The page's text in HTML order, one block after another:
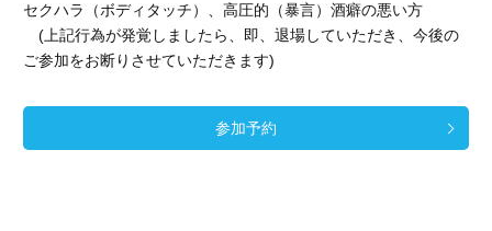
セクハラ（ボディタッチ）、高圧的（暴言）酒癖の悪い方
(上記行為が発覚しましたら、即、退場していただき、今後の
ご参加をお断りさせていただきます)
参加予約